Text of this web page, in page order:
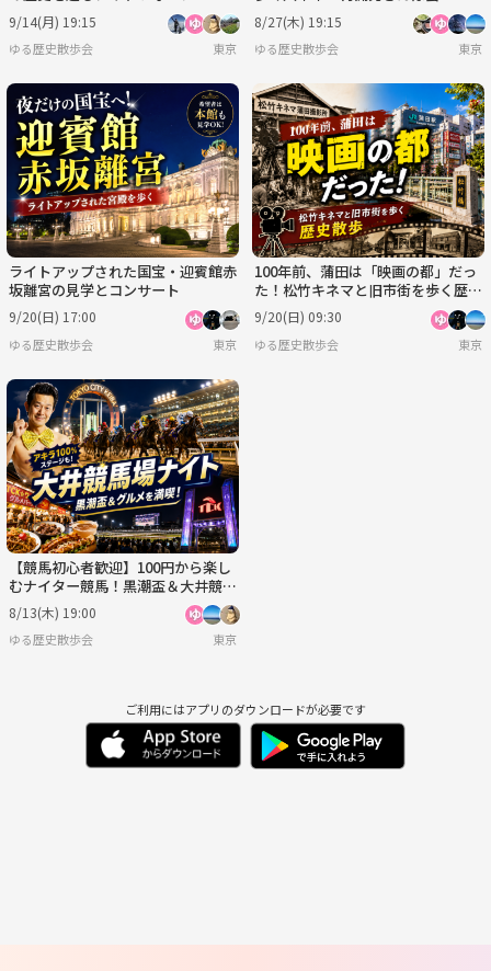
9/14(月) 19:15
ゆる歴史散歩会 東京
8/27(木) 19:15
ゆる歴史散歩会 東京
ライトアップされた国宝・迎賓館赤
坂離宮の見学とコンサート
9/20(日) 17:00
ゆる歴史散歩会 東京
100年前、蒲田は「映画の都」だっ
た！松竹キネマと旧市街を歩く歴史
散歩と都内唯一の屋上観覧車
9/20(日) 09:30
ゆる歴史散歩会 東京
【競馬初心者歓迎】100円から楽し
むナイター競馬！黒潮盃＆大井競馬
場グルメを満喫
8/13(木) 19:00
ゆる歴史散歩会 東京
ご利用にはアプリのダウンロードが必要です